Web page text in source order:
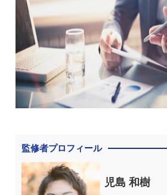
監修者プロフィール
児島 和樹